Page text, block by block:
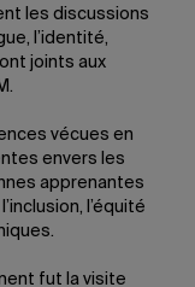
les discussions
l’identité,
joints aux
vécues en
envers les
apprenantes
l’équité
fut la visite